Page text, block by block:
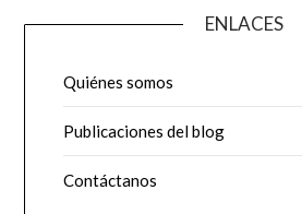
ENLACES
Quiénes somos
Publicaciones del blog
Contáctanos